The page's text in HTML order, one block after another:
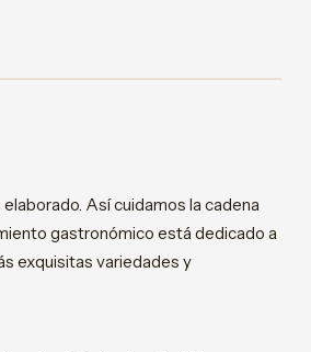
Así cuidamos la cadena
gastronómico está dedicado a
exquisitas variedades y